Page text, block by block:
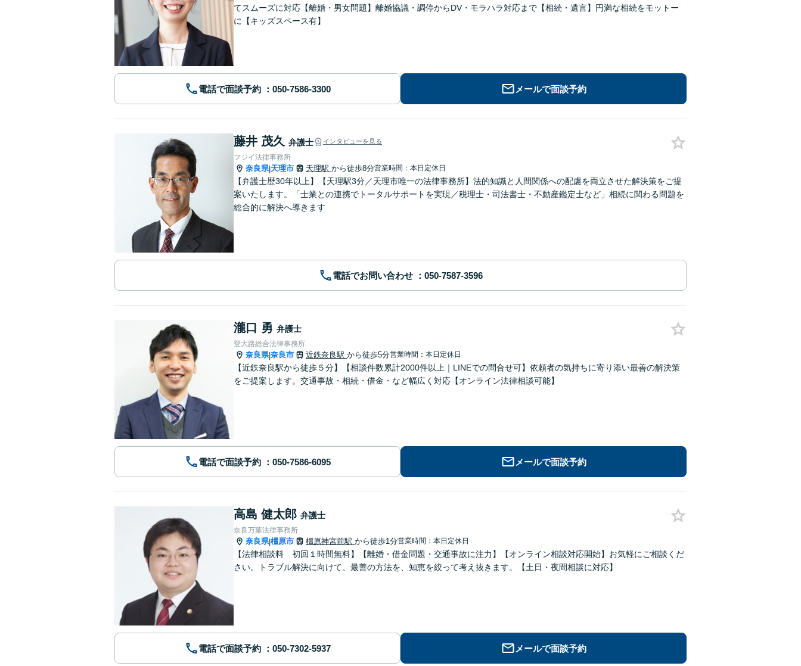
てスムーズに対応【離婚・男女問題】離婚協議・調停からDV・モラハラ対応まで【相続・遺言】円満な相続をモットー
に【キッズスペース有】
電話で面談予約 メールで面談予約
藤井 茂久 弁護士 インタビューを見る
フジイ法律事務所
奈良県|天理市 天理駅 から徒歩8分営業時間：本日定休日
【弁護士歴30年以上】【天理駅3分／天理市唯一の法律事務所】法的知識と人間関係への配慮を両立させた解決策をご提
案いたします。「士業との連携でトータルサポートを実現／税理士・司法書士・不動産鑑定士など」相続に関わる問題を
総合的に解決へ導きます
電話でお問い合わせ
瀧口 勇 弁護士
登大路総合法律事務所
奈良県|奈良市 近鉄奈良駅 から徒歩5分営業時間：本日定休日
【近鉄奈良駅から徒歩５分】【相談件数累計2000件以上｜LINEでの問合せ可】依頼者の気持ちに寄り添い最善の解決策
をご提案します。交通事故・相続・借金・など幅広く対応【オンライン法律相談可能】
電話で面談予約 メールで面談予約
高島 健太郎 弁護士
奈良万葉法律事務所
奈良県|橿原市 橿原神宮前駅 から徒歩1分営業時間：本日定休日
【法律相談料 初回１時間無料】【離婚・借金問題・交通事故に注力】【オンライン相談対応開始】お気軽にご相談くだ
さい。トラブル解決に向けて、最善の方法を、知恵を絞って考え抜きます。【土日・夜間相談に対応】
電話で面談予約 メールで面談予約